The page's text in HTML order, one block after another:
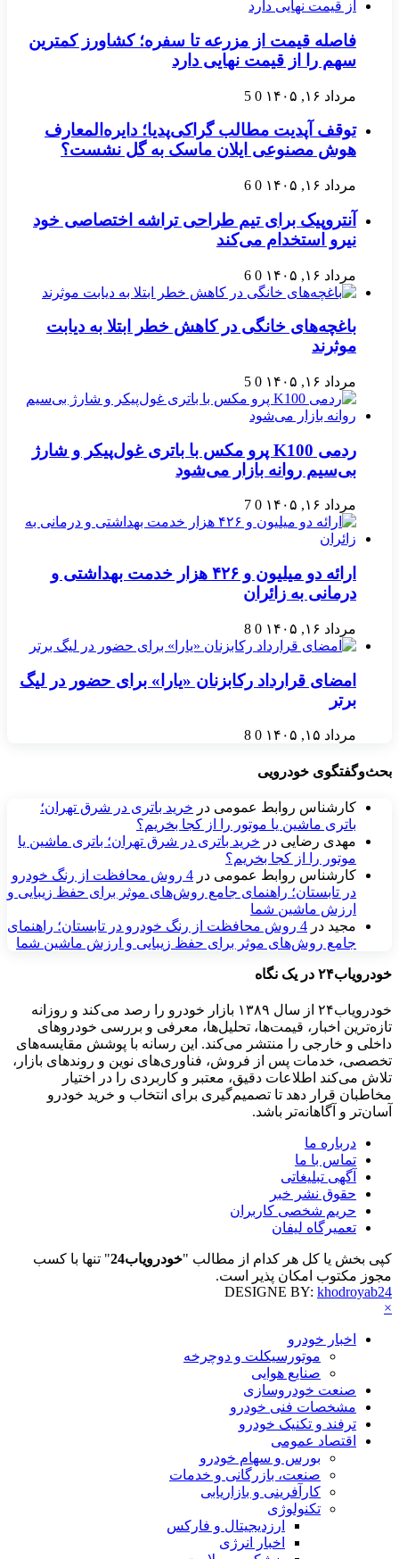
فاصله قیمت از مزرعه تا سفره؛ کشاورز کمترین
سهم را از قیمت نهایی دارد
مرداد ۱۶, ۱۴۰۵ 0
5
توقف آپدیت مطالب گراکی‌پدیا؛ دایره‌المعارف
هوش مصنوعی ایلان ماسک به گل نشست؟
مرداد ۱۶, ۱۴۰۵ 0
6
آنتروپیک برای تیم طراحی تراشه اختصاصی خود
نیرو استخدام می‌کند
مرداد ۱۶, ۱۴۰۵ 0
6
باغچه‌های خانگی در کاهش خطر ابتلا به دیابت
موثرند
مرداد ۱۶, ۱۴۰۵ 0
5
ردمی K100 پرو مکس با باتری غول‌پیکر و شارژ
بی‌سیم روانه بازار می‌شود
مرداد ۱۶, ۱۴۰۵ 0
7
ارائه دو میلیون و ۴۲۶ هزار خدمت بهداشتی و
درمانی به زائران
مرداد ۱۶, ۱۴۰۵ 0
8
امضای قرارداد رکابزنان «یارا» برای حضور در لیگ
برتر
مرداد ۱۵, ۱۴۰۵ 0
8
بحث‌وگفتگوی خودرویی
کارشناس روابط عمومی در خرید باتری در شرق تهران؛
باتری ماشین یا موتور را از کجا بخریم؟
مهدی رضایی در خرید باتری در شرق تهران؛ باتری ماشین یا
موتور را از کجا بخریم؟
کارشناس روابط عمومی در
4 روش محافظت از رنگ خودرو
در تابستان؛ راهنمای جامع روش‌های موثر برای حفظ زیبایی و
ارزش ماشین شما
مجید در
4 روش محافظت از رنگ خودرو در تابستان؛ راهنمای
جامع روش‌های موثر برای حفظ زیبایی و ارزش ماشین شما
خودرویاب۲۴ در یک نگاه
خودرویاب۲۴ از سال ۱۳۸۹ بازار خودرو را رصد می‌کند و روزانه
تازه‌ترین اخبار، قیمت‌ها، تحلیل‌ها، معرفی و بررسی خودروهای
داخلی و خارجی را منتشر می‌کند. این رسانه با پوشش مقایسه‌های
تخصصی، خدمات پس از فروش، فناوری‌های نوین و روندهای بازار،
تلاش می‌کند اطلاعات دقیق، معتبر و کاربردی را در اختیار
مخاطبان قرار دهد تا تصمیم‌گیری برای انتخاب و خرید خودرو
آسان‌تر و آگاهانه‌تر باشد.
درباره ما
تماس با ما
آگهی تبلیغاتی
حقوق نشر خبر
حریم شخصی کاربران
تعمیرگاه لیفان
کپی بخش یا کل هر کدام از مطالب "خودرویاب24
" تنها با کسب
مجوز مکتوب امکان پذیر است.
DESIGNE BY: khodroyab24
×
اخبار خودرو
موتورسیکلت و دوچرخه
صنایع هوایی
صنعت خودروسازی
مشخصات فنی خودرو
ترفند و تکنیک خودرو
اقتصاد عمومی
بورس و سهام خودرو
صنعت، بازرگانی و خدمات
کارآفرینی و بازاریابی
تکنولوژی
ارزدیجیتال و فارکس
اخبار انرژی